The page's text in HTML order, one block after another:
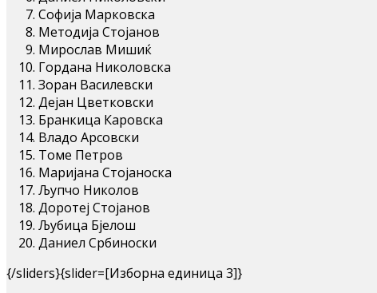
Софија Марковска
Методија Стојанов
Мирослав Мишиќ
Гордана Николовска
Зоран Василевски
Дејан Цветковски
Бранкица Каровска
Владо Арсовски
Томе Петров
Маријана Стојаноска
Љупчо Николов
Доротеј Стојанов
Љубица Бјелош
Даниел Србиноски
{/sliders}{slider=[Изборна единица 3]}